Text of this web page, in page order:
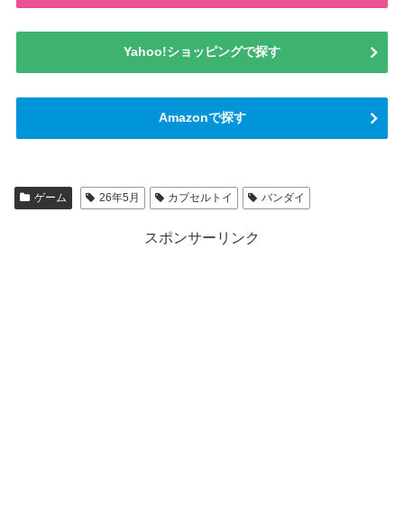
Yahoo!ショッピングで探す
Amazonで探す
ゲーム 26年5月 カプセルトイ バンダイ
スポンサーリンク